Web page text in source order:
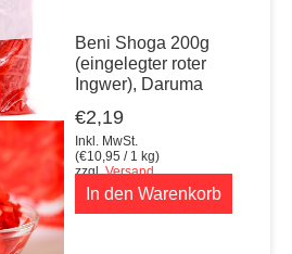
Beni Shoga 200g
(eingelegter roter
Ingwer), Daruma
€2,19
Inkl. MwSt.
(€10,95 / 1 kg)
zzgl.Versand
In den Warenkorb